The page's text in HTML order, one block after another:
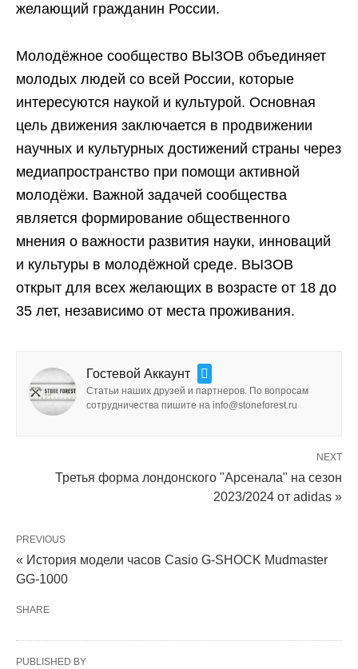
желающий гражданин России.
Молодёжное сообщество ВЫЗОВ объединяет
молодых людей со всей России, которые
интересуются наукой и культурой. Основная
цель движения заключается в продвижении
научных и культурных достижений страны через
медиапространство при помощи активной
молодёжи. Важной задачей сообщества
является формирование общественного
мнения о важности развития науки, инноваций
и культуры в молодёжной среде. ВЫЗОВ
открыт для всех желающих в возрасте от 18 до
35 лет, независимо от места проживания.
Гостевой Аккаунт
Статьи наших друзей и партнеров. По вопросам
сотрудничества пишите на info@stoneforest.ru
NEXT
Третья форма лондонского "Арсенала" на сезон
2023/2024 от adidas »
PREVIOUS
« История модели часов Casio G-SHOCK Mudmaster
GG-1000
SHARE
PUBLISHED BY